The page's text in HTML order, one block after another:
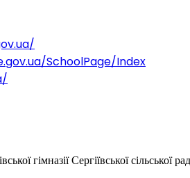
гімназії Сергіївської сільської